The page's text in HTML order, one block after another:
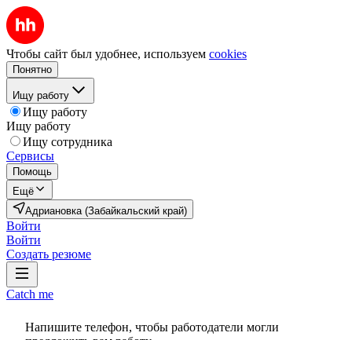
Чтобы сайт был удобнее, используем cookies
Понятно
Ищу работу
Ищу работу
Ищу работу
Ищу сотрудника
Сервисы
Помощь
Ещё
Адриановка (Забайкальский край)
Войти
Войти
Создать резюме
Catch me
Напишите телефон, чтобы работодатели могли